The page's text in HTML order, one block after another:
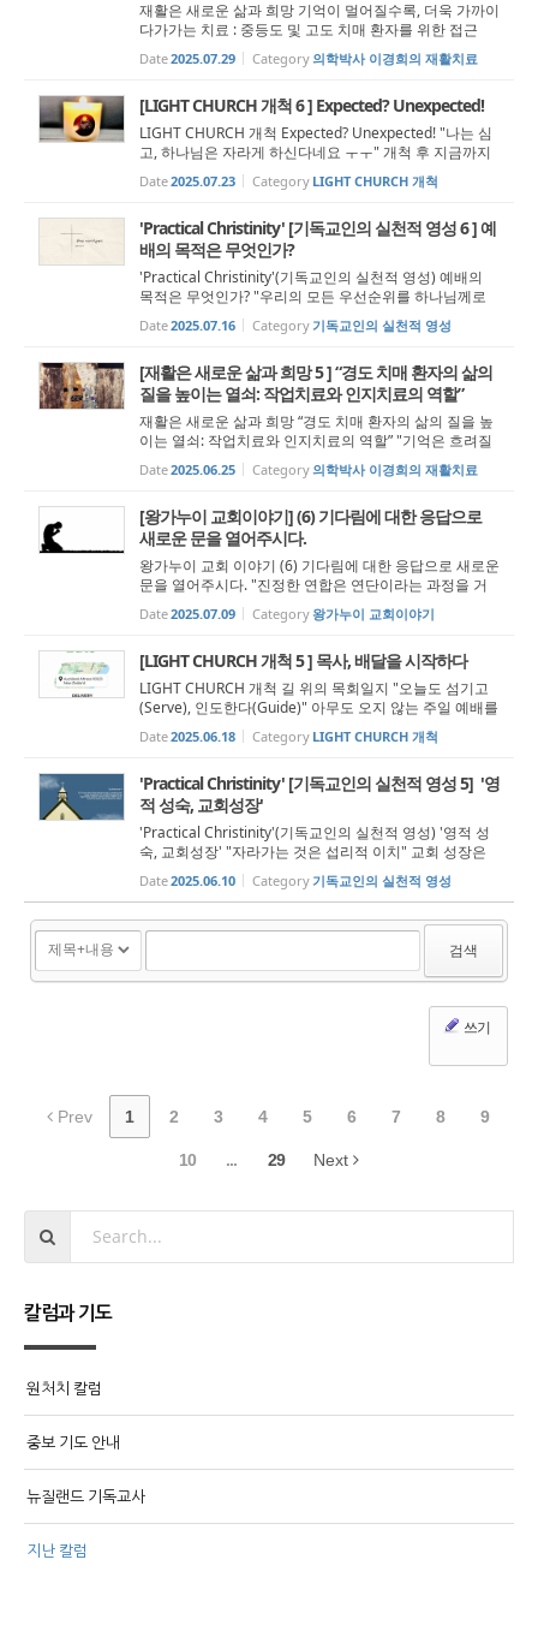
재활은 새로운 삶과 희망 기억이 멀어질수록, 더욱 가까이
다가가는 치료 : 중등도 및 고도 치매 환자를 위한 접근
"이제는 치매의 단계가 아니라, 치료의 시기를 놓치지 않
는 것이 더 중요해졌다." 빈센트 반 고흐 – 《The Bedroo
Date2025.07.29 Category의학박사 이경희의 재활치료
[LIGHT CHURCH 개척 6 ] Expected? Unexpected!
LIGHT CHURCH 개척 Expected? Unexpected! "나는 심
고, 하나님은 자라게 하신다네요 ㅜㅜ" 개척 후 지금까지
3년, 나는 늘 동쪽 하늘만 바라보며 살았다. 혹시 작은 구
름 하나라도 떠오를까, 꿈꾸고 기대하며. 생명은 성장하는
Date2025.07.23 Category LIGHT CHURCH 개척
'Practical Christinity' [기독교인의 실천적 영성 6 ] 예
배의 목적은 무엇인가?
'Practical Christinity'(기독교인의 실천적 영성) 예배의
목적은 무엇인가? "우리의 모든 우선순위를 하나님께로
재정렬하는 것" 예배는 우리가 하나님을 만나는 가장 근
본적인 행위이다. 우리는 예배를 통해 그분의 위대하심을
Date2025.07.16 Category 기독교인의 실천적 영성
[재활은 새로운 삶과 희망 5 ] “경도 치매 환자의 삶의
질을 높이는 열쇠: 작업치료와 인지치료의 역할”
재활은 새로운 삶과 희망 “경도 치매 환자의 삶의 질을 높
이는 열쇠: 작업치료와 인지치료의 역할” "기억은 흐려질
수 있지만, 그 사람의 가치는 치료를 통해 여전히 지켜질
수 있음을 확인한다" The Three Ages of Woman, 1905
Date2025.06.25 Category의학박사 이경희의 재활치료
[왕가누이 교회이야기] (6) 기다림에 대한 응답으로
새로운 문을 열어주시다.
왕가누이 교회 이야기 (6) 기다림에 대한 응답으로 새로운
문을 열어주시다. "진정한 연합은 연단이라는 과정을 거
쳐 이루어진다.." 세인트 앤드류스 장로교회에서의 사역
은 필자에게 있어 새롭고 흥미로웠다. 그렇다고 마냥 좋기
Date2025.07.09 Category왕가누이 교회이야기
[LIGHT CHURCH 개척 5 ] 목사, 배달을 시작하다
LIGHT CHURCH 개척 길 위의 목회일지 "오늘도 섬기고
(Serve), 인도한다(Guide)" 아무도 오지 않는 주일 예배를
드린 후. 초보 목사의 목회는 교회 밖에서 하나의 소리와
함께 이어지고 있다. “띵동” 고요한 차 안을 가르는 날카로
Date2025.06.18 Category LIGHT CHURCH 개척
'Practical Christinity' [기독교인의 실천적 영성 5] '영
적 성숙, 교회성장'
'Practical Christinity'(기독교인의 실천적 영성) '영적 성
숙, 교회성장' "자라가는 것은 섭리적 이치" 교회 성장은
단순히 양적인 증가를 넘어 영적인 성숙을 포함한다. 자라
가는 것은 섭리적 이치이다. 도날드 맥가브란은 영적성장
에 대해 ...
Date2025.06.10 Category 기독교인의 실천적 영성
검색
쓰기
Prev 1 2 3 4 5 6 7 8 9
10 ... 29 Next
칼럼과 기도
원처치 칼럼
중보 기도 안내
뉴질랜드 기독교사
지난 칼럼